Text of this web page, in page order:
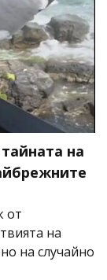
на
от
на
на случайно